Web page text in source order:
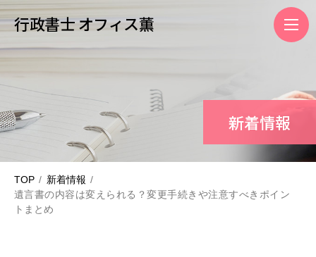
行政書士 オフィス薫
新着情報
TOP
新着情報
遺言書の内容は変えられる？変更手続きや注意すべきポイン
トまとめ